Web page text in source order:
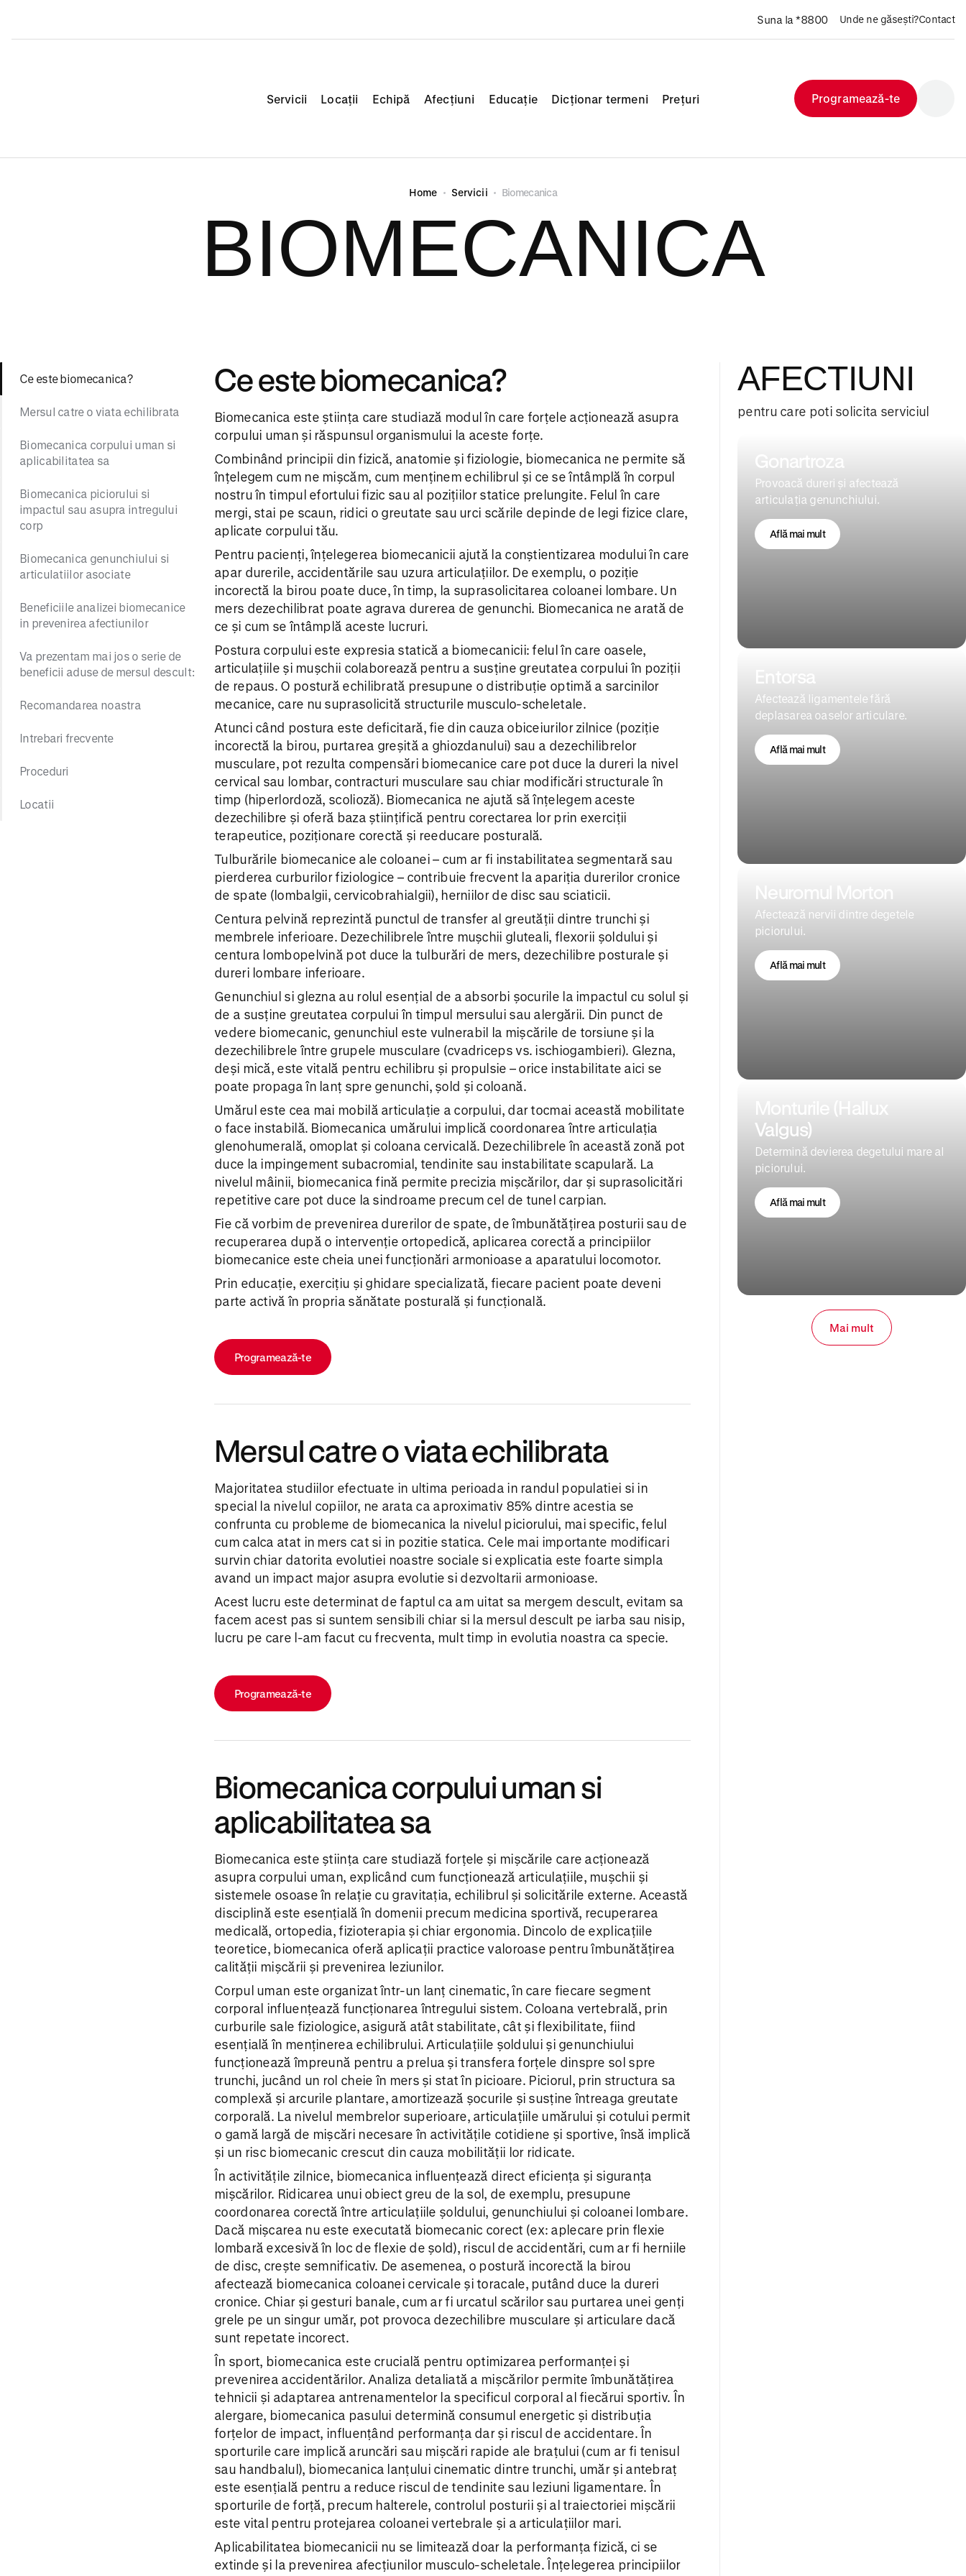
Suna la *8800 Unde ne găsești?Contact
Servicii Locații Echipă Afecțiuni Educație Dicționar termeni Prețuri Programează-te
Home Servicii Biomecanica
BIOMECANICA
Ce este biomecanica?
Mersul catre o viata echilibrata
Biomecanica corpului uman si
aplicabilitatea sa
Biomecanica piciorului si
impactul sau asupra intregului
corp
Biomecanica genunchiului si
articulatiilor asociate
Beneficiile analizei biomecanice
in prevenirea afectiunilor
Va prezentam mai jos o serie de
beneficii aduse de mersul descult:
Recomandarea noastra
Intrebari frecvente
Proceduri
Locatii
Ce este biomecanica?
Biomecanica este știința care studiază modul în care forțele acționează asupra
corpului uman și răspunsul organismului la aceste forțe.
Combinând principii din fizică, anatomie și fiziologie, biomecanica ne permite să
înțelegem cum ne mișcăm, cum menținem echilibrul și ce se întâmplă în corpul
nostru în timpul efortului fizic sau al pozițiilor statice prelungite. Felul în care
mergi, stai pe scaun, ridici o greutate sau urci scările depinde de legi fizice clare,
aplicate corpului tău.
Pentru pacienți, înțelegerea biomecanicii ajută la conștientizarea modului în care
apar durerile, accidentările sau uzura articulațiilor. De exemplu, o poziție
incorectă la birou poate duce, în timp, la suprasolicitarea coloanei lombare. Un
mers dezechilibrat poate agrava durerea de genunchi. Biomecanica ne arată de
ce și cum se întâmplă aceste lucruri.
Postura corpului este expresia statică a biomecanicii: felul în care oasele,
articulațiile și mușchii colaborează pentru a susține greutatea corpului în poziții
de repaus. O postură echilibrată presupune o distribuție optimă a sarcinilor
mecanice, care nu suprasolicită structurile musculo-scheletale.
Atunci când postura este deficitară, fie din cauza obiceiurilor zilnice (poziție
incorectă la birou, purtarea greșită a ghiozdanului) sau a dezechilibrelor
musculare, pot rezulta compensări biomecanice care pot duce la dureri la nivel
cervical sau lombar, contracturi musculare sau chiar modificări structurale în
timp (hiperlordoză, scolioză). Biomecanica ne ajută să înțelegem aceste
dezechilibre și oferă baza științifică pentru corectarea lor prin exerciții
terapeutice, poziționare corectă și reeducare posturală.
Tulburările biomecanice ale coloanei – cum ar fi instabilitatea segmentară sau
pierderea curburilor fiziologice – contribuie frecvent la apariția durerilor cronice
de spate (lombalgii, cervicobrahialgii), herniilor de disc sau sciaticii.
Centura pelvină reprezintă punctul de transfer al greutății dintre trunchi și
membrele inferioare. Dezechilibrele între mușchii gluteali, flexorii șoldului și
centura lombopelvină pot duce la tulburări de mers, dezechilibre posturale și
dureri lombare inferioare.
Genunchiul si glezna au rolul esențial de a absorbi șocurile la impactul cu solul și
de a susține greutatea corpului în timpul mersului sau alergării. Din punct de
vedere biomecanic, genunchiul este vulnerabil la mișcările de torsiune și la
dezechilibrele între grupele musculare (cvadriceps vs. ischiogambieri). Glezna,
deși mică, este vitală pentru echilibru și propulsie – orice instabilitate aici se
poate propaga în lanț spre genunchi, șold și coloană.
Umărul este cea mai mobilă articulație a corpului, dar tocmai această mobilitate
o face instabilă. Biomecanica umărului implică coordonarea între articulația
glenohumerală, omoplat și coloana cervicală. Dezechilibrele în această zonă pot
duce la impingement subacromial, tendinite sau instabilitate scapulară. La
nivelul mâinii, biomecanica fină permite precizia mișcărilor, dar și suprasolicitări
repetitive care pot duce la sindroame precum cel de tunel carpian.
Fie că vorbim de prevenirea durerilor de spate, de îmbunătățirea posturii sau de
recuperarea după o intervenție ortopedică, aplicarea corectă a principiilor
biomecanice este cheia unei funcționări armonioase a aparatului locomotor.
Prin educație, exercițiu și ghidare specializată, fiecare pacient poate deveni
parte activă în propria sănătate posturală și funcțională.
Programează-te
Mersul catre o viata echilibrata
Majoritatea studiilor efectuate in ultima perioada in randul populatiei si in
special la nivelul copiilor, ne arata ca aproximativ 85% dintre acestia se
confrunta cu probleme de biomecanica la nivelul piciorului, mai specific, felul
cum calca atat in mers cat si in pozitie statica. Cele mai importante modificari
survin chiar datorita evolutiei noastre sociale si explicatia este foarte simpla
avand un impact major asupra evolutie si dezvoltarii armonioase.
Acest lucru este determinat de faptul ca am uitat sa mergem descult, evitam sa
facem acest pas si suntem sensibili chiar si la mersul descult pe iarba sau nisip,
lucru pe care l-am facut cu frecventa, mult timp in evolutia noastra ca specie.
Programează-te
Biomecanica corpului uman si
aplicabilitatea sa
Biomecanica este știința care studiază forțele și mișcările care acționează
asupra corpului uman, explicând cum funcționează articulațiile, mușchii și
sistemele osoase în relație cu gravitația, echilibrul și solicitările externe. Această
disciplină este esențială în domenii precum medicina sportivă, recuperarea
medicală, ortopedia, fizioterapia și chiar ergonomia. Dincolo de explicațiile
teoretice, biomecanica oferă aplicații practice valoroase pentru îmbunătățirea
calității mișcării și prevenirea leziunilor.
Corpul uman este organizat într-un lanț cinematic, în care fiecare segment
corporal influențează funcționarea întregului sistem. Coloana vertebrală, prin
curburile sale fiziologice, asigură atât stabilitate, cât și flexibilitate, fiind
esențială în menținerea echilibrului. Articulațiile șoldului și genunchiului
funcționează împreună pentru a prelua și transfera forțele dinspre sol spre
trunchi, jucând un rol cheie în mers și stat în picioare. Piciorul, prin structura sa
complexă și arcurile plantare, amortizează șocurile și susține întreaga greutate
corporală. La nivelul membrelor superioare, articulațiile umărului și cotului permit
o gamă largă de mișcări necesare în activitățile cotidiene și sportive, însă implică
și un risc biomecanic crescut din cauza mobilității lor ridicate.
În activitățile zilnice, biomecanica influențează direct eficiența și siguranța
mișcărilor. Ridicarea unui obiect greu de la sol, de exemplu, presupune
coordonarea corectă între articulațiile șoldului, genunchiului și coloanei lombare.
Dacă mișcarea nu este executată biomecanic corect (ex: aplecare prin flexie
lombară excesivă în loc de flexie de șold), riscul de accidentări, cum ar fi herniile
de disc, crește semnificativ. De asemenea, o postură incorectă la birou
afectează biomecanica coloanei cervicale și toracale, putând duce la dureri
cronice. Chiar și gesturi banale, cum ar fi urcatul scărilor sau purtarea unei genți
grele pe un singur umăr, pot provoca dezechilibre musculare și articulare dacă
sunt repetate incorect.
În sport, biomecanica este crucială pentru optimizarea performanței și
prevenirea accidentărilor. Analiza detaliată a mișcărilor permite îmbunătățirea
tehnicii și adaptarea antrenamentelor la specificul corporal al fiecărui sportiv. În
alergare, biomecanica pasului determină consumul energetic și distribuția
forțelor de impact, influențând performanța dar și riscul de accidentare. În
sporturile care implică aruncări sau mișcări rapide ale brațului (cum ar fi tenisul
sau handbalul), biomecanica lanțului cinematic dintre trunchi, umăr și antebraț
este esențială pentru a reduce riscul de tendinite sau leziuni ligamentare. În
sporturile de forță, precum halterele, controlul posturii și al traiectoriei mișcării
este vital pentru protejarea coloanei vertebrale și a articulațiilor mari.
Aplicabilitatea biomecanicii nu se limitează doar la performanța fizică, ci se
extinde și la prevenirea afecțiunilor musculo-scheletale. Înțelegerea principiilor
AFECTIUNI
pentru care poti solicita serviciul
Gonartroza
Provoacă dureri și afectează
articulația genunchiului.
Află mai mult
Entorsa
Afectează ligamentele fără
deplasarea oaselor articulare.
Află mai mult
Neuromul Morton
Afectează nervii dintre degetele
piciorului.
Află mai mult
Monturile (Hallux
Valgus)
Determină devierea degetului mare al
piciorului.
Află mai mult
Mai mult